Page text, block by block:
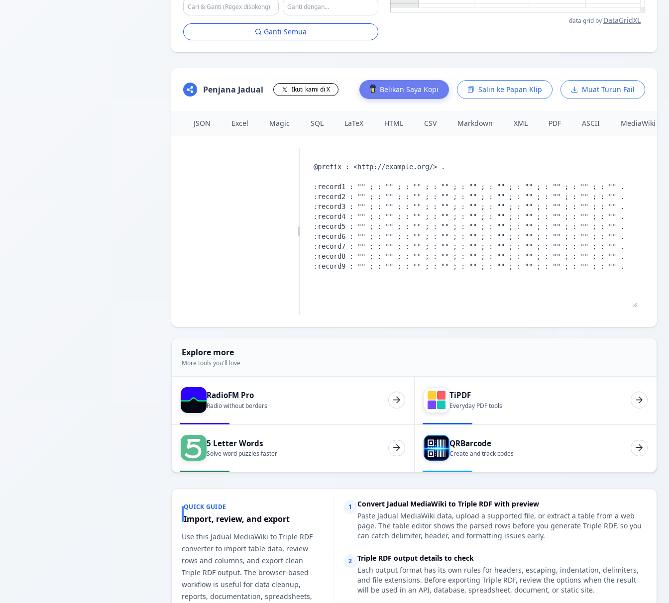
Ganti Semua
data grid by DataGridXL
Penjana Jadual Ikuti kami di X Belikan Saya Kopi Salin ke Papan Klip Muat Turun Fail
JSON Excel Magic SQL LaTeX HTML CSV Markdown XML PDF ASCII MediaWiki
Explore more
More tools you'll love
RadioFM Pro
Radio without borders
TiPDF
Everyday PDF tools
5 Letter Words
Solve word puzzles faster
QRBarcode
Create and track codes
QUICK GUIDE
Import, review, and export
Use this Jadual MediaWiki to Triple RDF
converter to import table data, review
rows and columns, and export clean
Triple RDF output. The browser-based
workflow is useful for data cleanup,
reports, documentation, spreadsheets,
1
Convert Jadual MediaWiki to Triple RDF with preview
Paste Jadual MediaWiki data, upload a supported file, or extract a table from a web
page. The table editor shows the parsed rows before you generate Triple RDF, so you
can catch delimiter, header, and formatting issues early.
2
Triple RDF output details to check
Each output format has its own rules for headers, escaping, indentation, delimiters,
and file extensions. Before exporting Triple RDF, review the options when the result
will be used in an API, database, spreadsheet, document, or static site.